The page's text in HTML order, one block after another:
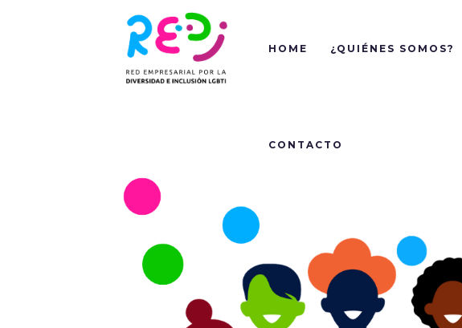
HOME ¿QUIÉNES SOMOS?
CONTACTO